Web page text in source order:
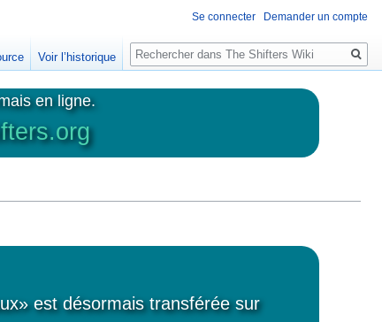
en ligne.
est désormais transférée sur
Se connecter Demander un compte
Voir l’historique
Rechercher